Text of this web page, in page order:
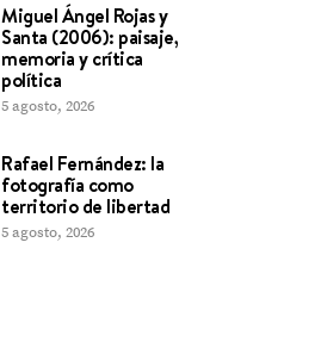
Miguel Ángel Rojas y
Santa (2006): paisaje,
memoria y crítica
política
5 agosto, 2026
Rafael Fernández: la
fotografía como
territorio de libertad
5 agosto, 2026